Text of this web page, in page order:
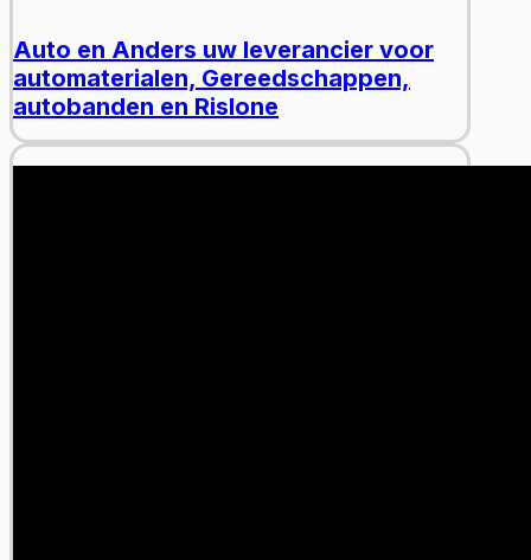
Auto en Anders uw leverancier voor
automaterialen, Gereedschappen,
autobanden en Rislone